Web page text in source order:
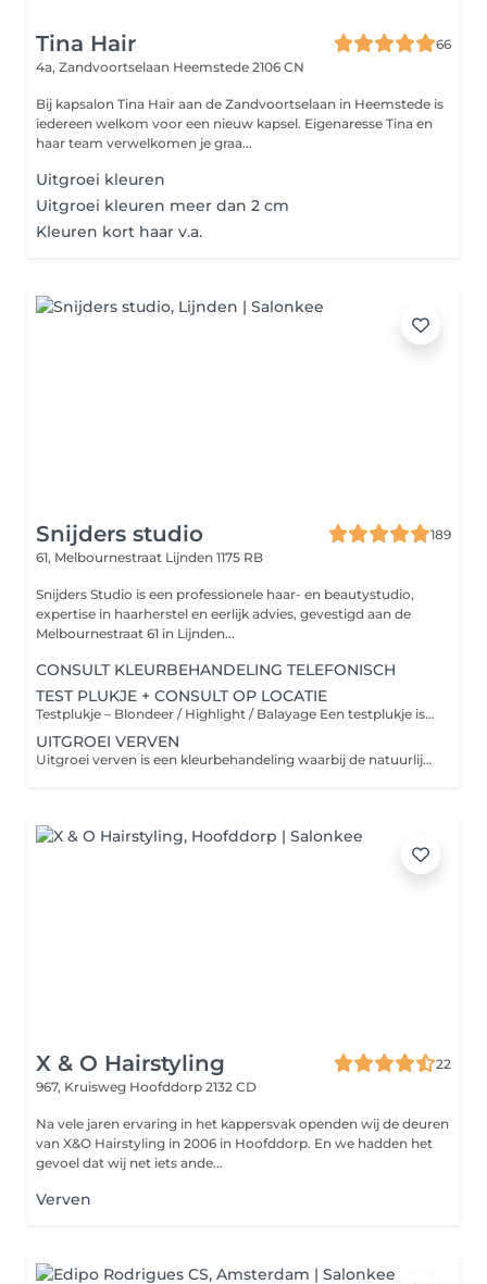
Tina Hair
66
4a, Zandvoortselaan Heemstede 2106 CN
Bij kapsalon Tina Hair aan de Zandvoortselaan in Heemstede is
iedereen welkom voor een nieuw kapsel. Eigenaresse Tina en
haar team verwelkomen je graa...
Uitgroei kleuren
Uitgroei kleuren meer dan 2 cm
Kleuren kort haar v.a.
Snijders studio
189
61, Melbournestraat Lijnden 1175 RB
Snijders Studio is een professionele haar- en beautystudio,
expertise in haarherstel en eerlijk advies, gevestigd aan de
Melbournestraat 61 in Lijnden...
CONSULT KLEURBEHANDELING TELEFONISCH
TEST PLUKJE + CONSULT OP LOCATIE
Testplukje – Blondeer / Highlight / Balayage Een testplukje is een kleine proefbehandeling waarbij we één haarbundel voorzichtig blonderen of highlighten. Dit doen we om te bekijken hoe jouw haar reageert op het product, hoe snel het oplicht en vooral om de conditie en elasticiteit van het haar te controleren. Met een testplukje kunnen we: ✔️ Veilig bepalen of blond, highlights of balayage in één sessie mogelijk is ✔️ De juiste techniek en sterkte kiezen ✔️ Onnodige schade voorkomen ✔️ Een realistisch eindresultaat garanderen Een testplukje is vooral belangrijk bij: Eerder gekleurd haar Donker haar dat lichter moet worden Beschadigd of kwetsbaar haar Zo zorgen we ervoor dat we jouw haar zo licht mogelijk én gezond houden.
UITGROEI VERVEN
Uitgroei verven is een kleurbehandeling waarbij de natuurlijke of eerder gekleurde uitgroei wordt bijgewerkt om een egale, frisse haarkleur te behouden. Deze behandeling zorgt voor een uniforme kleur van aanzet tot lengtes en is ideaal voor het onderhouden van permanente kleuringen of het camoufleren van grijze haren.
X & O Hairstyling
22
967, Kruisweg Hoofddorp 2132 CD
Na vele jaren ervaring in het kappersvak openden wij de deuren
van X&O Hairstyling in 2006 in Hoofddorp. En we hadden het
gevoel dat wij net iets ande...
Verven